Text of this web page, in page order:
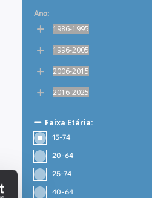
Ano:
1986-1995
1996-2005
2006-2015
2016-2025
Faixa Etária:
15-74
20-64
25-74
40-64